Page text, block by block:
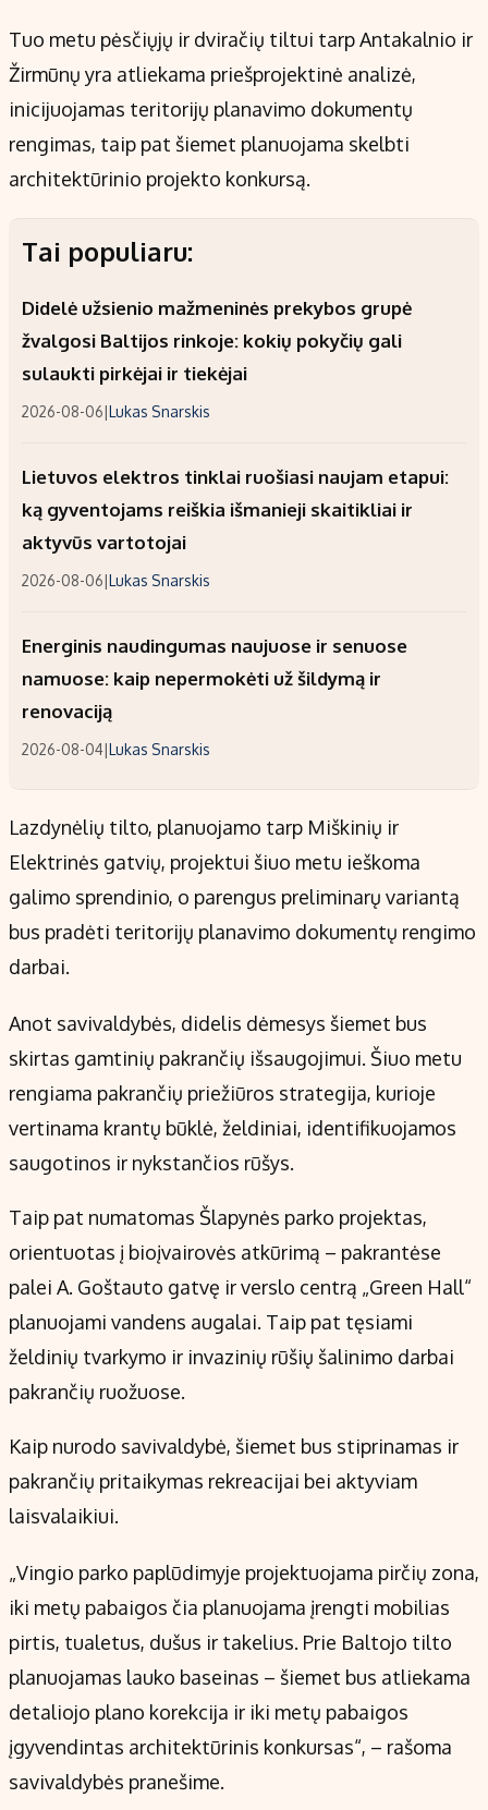
Tuo metu pėsčiųjų ir dviračių tiltui tarp Antakalnio ir
Žirmūnų yra atliekama priešprojektinė analizė,
inicijuojamas teritorijų planavimo dokumentų
rengimas, taip pat šiemet planuojama skelbti
architektūrinio projekto konkursą.
Tai populiaru:
Didelė užsienio mažmeninės prekybos grupė
žvalgosi Baltijos rinkoje: kokių pokyčių gali
sulaukti pirkėjai ir tiekėjai
2026-08-06|Lukas Snarskis
Lietuvos elektros tinklai ruošiasi naujam etapui:
ką gyventojams reiškia išmanieji skaitikliai ir
aktyvūs vartotojai
2026-08-06|Lukas Snarskis
Energinis naudingumas naujuose ir senuose
namuose: kaip nepermokėti už šildymą ir
renovaciją
2026-08-04|Lukas Snarskis
Lazdynėlių tilto, planuojamo tarp Miškinių ir
Elektrinės gatvių, projektui šiuo metu ieškoma
galimo sprendinio, o parengus preliminarų variantą
bus pradėti teritorijų planavimo dokumentų rengimo
darbai.
Anot savivaldybės, didelis dėmesys šiemet bus
skirtas gamtinių pakrančių išsaugojimui. Šiuo metu
rengiama pakrančių priežiūros strategija, kurioje
vertinama krantų būklė, želdiniai, identifikuojamos
saugotinos ir nykstančios rūšys.
Taip pat numatomas Šlapynės parko projektas,
orientuotas į bioįvairovės atkūrimą – pakrantėse
palei A. Goštauto gatvę ir verslo centrą „Green Hall“
planuojami vandens augalai. Taip pat tęsiami
želdinių tvarkymo ir invazinių rūšių šalinimo darbai
pakrančių ruožuose.
Kaip nurodo savivaldybė, šiemet bus stiprinamas ir
pakrančių pritaikymas rekreacijai bei aktyviam
laisvalaikiui.
„Vingio parko paplūdimyje projektuojama pirčių zona,
iki metų pabaigos čia planuojama įrengti mobilias
pirtis, tualetus, dušus ir takelius. Prie Baltojo tilto
planuojamas lauko baseinas – šiemet bus atliekama
detaliojo plano korekcija ir iki metų pabaigos
įgyvendintas architektūrinis konkursas“, – rašoma
savivaldybės pranešime.